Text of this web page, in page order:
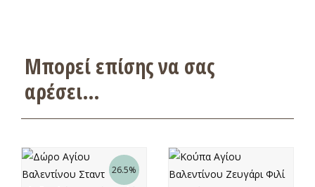
Μπορεί επίσης να σας
αρέσει…
26.5%